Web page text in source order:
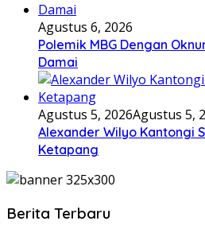
Agustus 6, 2026
Polemik MBG Dengan
Damai
Agustus 5, 2026Agustus 5,
Alexander Wilyo Kantongi
Ketapang
Berita Terbaru